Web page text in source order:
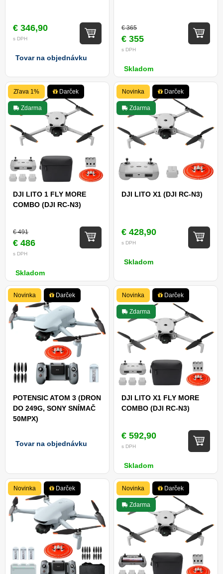
€ 346,90
s DPH
Tovar na objednávku
€ 365
€ 355
s DPH
Skladom
Zľava 1% Darček
Zdarma
DJI LITO 1 FLY MORE
COMBO (DJI RC-N3)
€ 491
€ 486
s DPH
Skladom
Novinka Darček
Zdarma
DJI LITO X1 (DJI RC-N3)
€ 428,90
s DPH
Skladom
Novinka Darček
POTENSIC ATOM 3 (DRON
DO 249G, SONY SNÍMAČ
50MPX)
Tovar na objednávku
Novinka Darček
Zdarma
DJI LITO X1 FLY MORE
COMBO (DJI RC-N3)
€ 592,90
s DPH
Skladom
Novinka Darček Novinka Darček
Zdarma